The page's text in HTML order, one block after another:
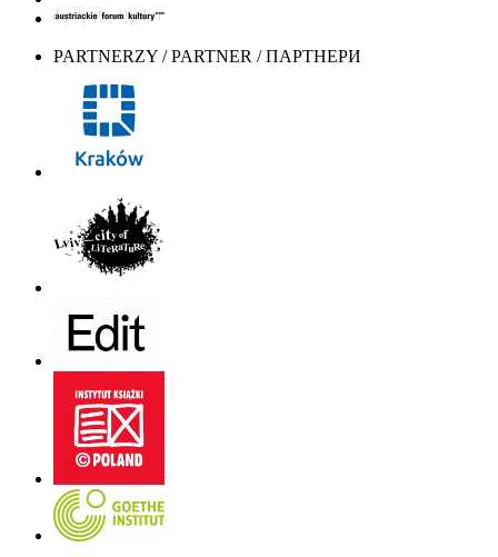
PARTNERZY / PARTNER / ПАРТНЕРИ